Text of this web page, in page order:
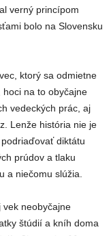
verný princípom
bolo na Slovensku
ktorý sa odmietne
na to obyčajne
vedeckých prác, aj
Lenže história nie je
diktátu
prúdov a tlaku
a niečomu slúžia.
vek neobyčajne
štúdií a kníh doma